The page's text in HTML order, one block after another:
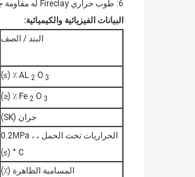
6: طوب حراري Fireclay له مقاومة جيدة للصدمة الحرارية ، مقاومة عالية تحت الحمل ، زحف منخفض ، يمكن استخدامه في بطانة الفرن كالفرن الزجاجي ، المنكهة.
البيانات الفيزيائية والكيميائية:
البند / الصف
AL 2 O 3 ٪ (≥)
Fe 2 O 3 ٪ (≤)
حران (SK)
الحراريات تحت الحمل ، 0.2MPa ،
° C (≥)
المسامية الظاهرة (٪)